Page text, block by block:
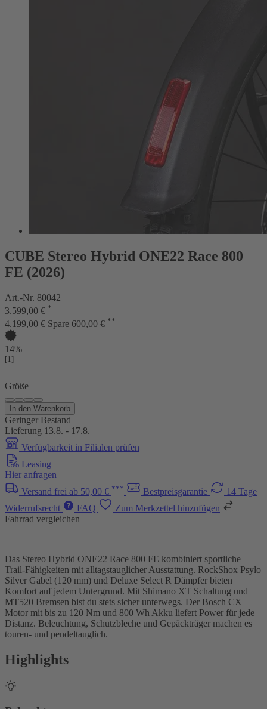
CUBE Stereo Hybrid ONE22 Race 800
FE (2026)
Art.-Nr. 80042
3.599,00 € *
4.199,00 € Spare 600,00 € **
14%
[1]
Größe
In den Warenkorb
Geringer Bestand
Lieferung 13.8. - 17.8.
Verfügbarkeit in Filialen prüfen
Leasing
Hier anfragen
Versand frei ab 50,00 € *** Bestpreisgarantie
14 Tage
Widerrufsrecht
FAQ
Zum Merkzettel hinzufügen
Fahrrad vergleichen
Das Stereo Hybrid ONE22 Race 800 FE kombiniert sportliche
Trail-Fähigkeiten mit alltagstauglicher Ausstattung. RockShox Psylo
Silver Gabel (120 mm) und Deluxe Select R Dämpfer bieten
Komfort auf jedem Untergrund. Mit Shimano XT Schaltung und
MT520 Bremsen bist du stets sicher unterwegs. Der Bosch CX
Motor mit bis zu 120 Nm und 800 Wh Akku liefert Power für jede
Distanz. Beleuchtung, Schutzbleche und Gepäckträger machen es
touren- und pendeltauglich.
Highlights